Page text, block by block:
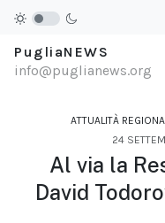
PugliaNEWS
info@puglianews.org
ATTUALITÀ
24
Al via la
David